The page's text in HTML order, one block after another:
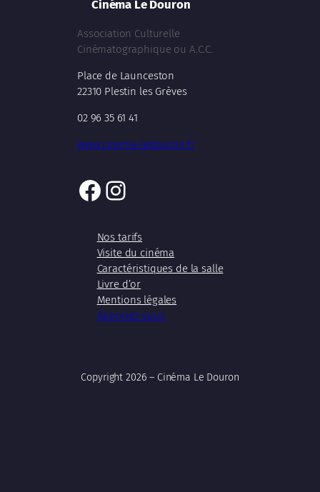
Cinéma Le Douron
Association Culturelle
Cinématographique ou A.C.C.
Place de Launceston
22310 Plestin les Grèves
02 96 35 61 41
www.cinema-ledouron.fr
Facebook
Instagram
Nos tarifs
Visite du cinéma
Caractéristiques de la salle
Livre d’or
Mentions légales
Abonnez-vous
Copyright 2026 – Cinéma Le Douron